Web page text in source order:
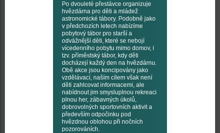
Po dvouleté přestávce organizuje
hvězdárna pro děti a mládež
astronomické tábory. Podobně jako
v předchozích letech nabízíme
pobytový tábor pro starší a
odvážnější děti, které se nebojí
vícedenního pobytu mimo domov, i
tzv. příměstský tábor, kdy děti
docházejí každý den na hvězdárnu.
Obě akce jsou koncipovány jako
vzdělávací, naším cílem však není
děti zahlcovat informacemi, ale
nabídnout jim smysluplnou rekreaci
plnou her, zábavných úkolů,
dobrovolných sportovních aktivit a
především odpočinku pod
hvězdnou oblohou při nočních
pozorováních.